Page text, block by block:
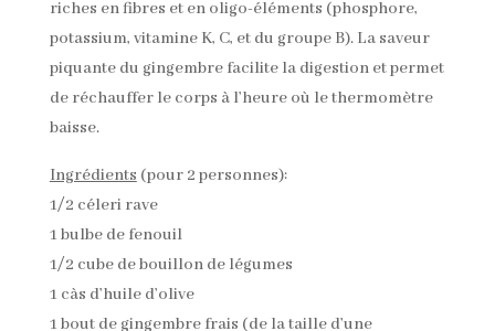
riches en fibres et en oligo-éléments (phosphore,
potassium, vitamine K, C, et du groupe B). La saveur
piquante du gingembre facilite la digestion et permet
de réchauffer le corps à l’heure où le thermomètre
baisse.
Ingrédients (pour 2 personnes):
1/2 céleri rave
1 bulbe de fenouil
1/2 cube de bouillon de légumes
1 càs d’huile d’olive
1 bout de gingembre frais (de la taille d’une